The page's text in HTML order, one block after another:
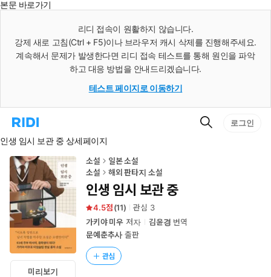
본문 바로가기
리디 접속이 원활하지 않습니다.
강제 새로 고침(Ctrl + F5)이나 브라우저 캐시 삭제를 진행해주세요.
계속해서 문제가 발생한다면 리디 접속 테스트를 통해 원인을 파악
하고 대응 방법을 안내드리겠습니다.
테스트 페이지로 이동하기
리
홈
로
이
동
검
로그인
인생 임시 보관 중 상세페이지
미리보기
소설
일본 소설
소설
해외 판타지 소설
인생 임시 보관 중
4.5 (11) 관심 3
가키야 미우 저자 김윤경 번역
문예춘추사출판
관심